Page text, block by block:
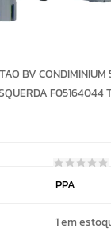
BV
F05164044
PPA
1 em